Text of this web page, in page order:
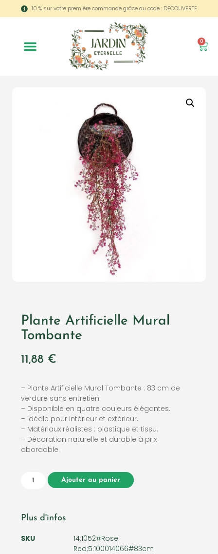
10 % sur votre première commande grâce au code : DECOUVERTE
0
Plante Artificielle Mural
Tombante
11,88 €
– Plante Artificielle Mural Tombante : 83 cm de
verdure sans entretien.
– Disponible en quatre couleurs élégantes.
– Idéale pour intérieur et extérieur.
– Matériaux réalistes : plastique et tissu.
– Décoration naturelle et durable à prix
abordable.
Ajouter au panier
Plus d'infos
SKU
14:1052#Rose
Red;5:100014066#83cm